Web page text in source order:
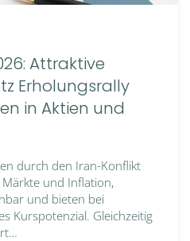
Attraktive
Erholungsrally
in Aktien und
durch den Iran-Konflikt
und Inflation,
und bieten bei
Kurspotenzial. Gleichzeitig